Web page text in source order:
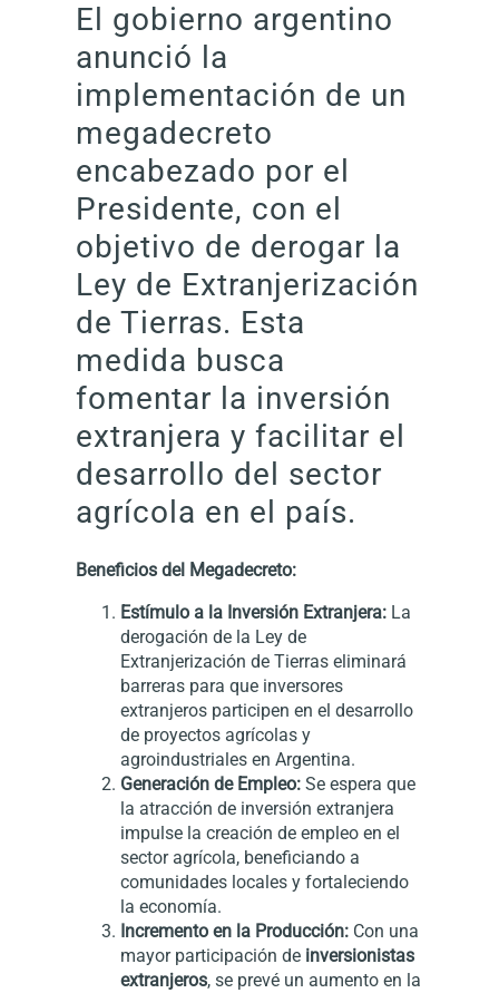
El gobierno argentino
anunció la
implementación de un
megadecreto
encabezado por el
Presidente, con el
objetivo de derogar la
Ley de Extranjerización
de Tierras. Esta
medida busca
fomentar la inversión
extranjera y facilitar el
desarrollo del sector
agrícola en el país.
Beneficios del Megadecreto:
Estímulo a la Inversión Extranjera: La
derogación de la Ley de
Extranjerización de Tierras eliminará
barreras para que inversores
extranjeros participen en el desarrollo
de proyectos agrícolas y
agroindustriales en Argentina.
Generación de Empleo: Se espera que
la atracción de inversión extranjera
impulse la creación de empleo en el
sector agrícola, beneficiando a
comunidades locales y fortaleciendo
la economía.
Incremento en la Producción: Con una
mayor participación de inversionistas
extranjeros, se prevé un aumento en la